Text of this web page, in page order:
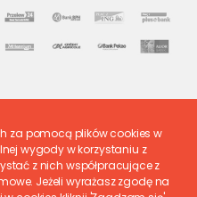
za pomocą plików cookies w
wygody w korzystaniu z
z nich współpracujące z
Jeżeli wyrażasz zgodę na